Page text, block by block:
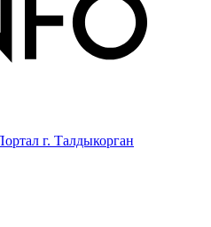
г. Талдыкорган